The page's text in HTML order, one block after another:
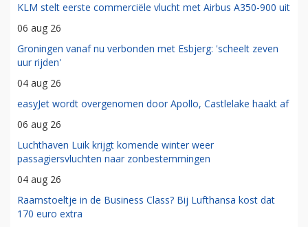
KLM stelt eerste commerciële vlucht met Airbus A350-900 uit
06 aug 26
Groningen vanaf nu verbonden met Esbjerg: 'scheelt zeven
uur rijden'
04 aug 26
easyJet wordt overgenomen door Apollo, Castlelake haakt af
06 aug 26
Luchthaven Luik krijgt komende winter weer
passagiersvluchten naar zonbestemmingen
04 aug 26
Raamstoeltje in de Business Class? Bij Lufthansa kost dat
170 euro extra